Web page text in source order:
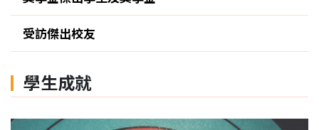
受訪傑出校友
學生成就